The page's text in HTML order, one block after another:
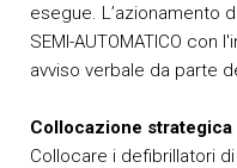
esegue. L’azionamento
SEMI-AUTOMATICO con
avviso verbale da parte
Collocazione
Collocare i defibrillatori